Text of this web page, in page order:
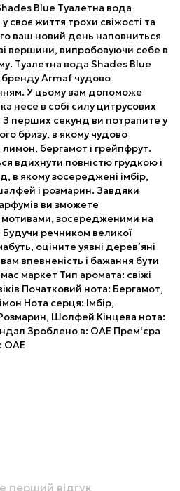
Blue Туалетна вода
своє життя трохи свіжості та
ваш новий день наповниться
вершини, випробовуючи себе в
Туалетна вода Shades Blue
бренду Armaf чудово
У цьому вам допоможе
несе в собі силу цитрусових
З перших секунд ви потрапите у
бризу, в якому чудово
бергамот і грейпфрут.
вдихнути повністю грудкою і
в якому зосереджені імбір,
і розмарин. Завдяки
ви зможете
зосередженими на
Будучи речником великої
оціните уявні дерев’яні
впевненість і бажання бути
маркет Тип аромата: свіжі
Початковий нота: Бергамот,
Нота серця: Імбір,
Шолфей Кінцева нота:
Зроблено в: ОАЕ Прем'єра
ОАЕ
перший відгук